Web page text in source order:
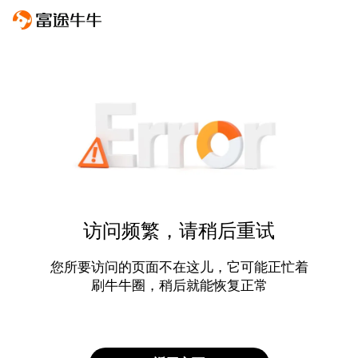
访问频繁，请稍后重试
您所要访问的页面不在这儿，它可能正忙着
刷牛牛圈，稍后就能恢复正常